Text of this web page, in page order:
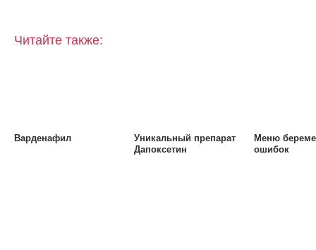
Читайте также:
Варденафил
Уникальный препарат
Дапоксетин
Меню
ошибок